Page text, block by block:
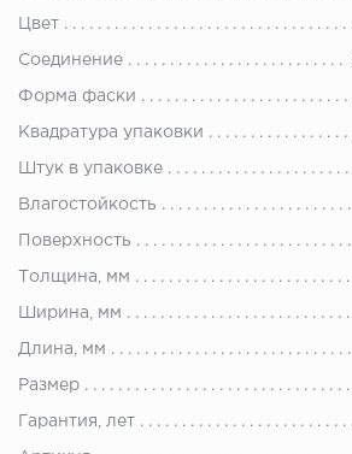
Цвет
Соединение
Форма фаски
Квадратура упаковки
Штук в упаковке
Влагостойкость
Поверхность
Толщина, мм
Ширина, мм
Длина, мм
Размер
Гарантия, лет